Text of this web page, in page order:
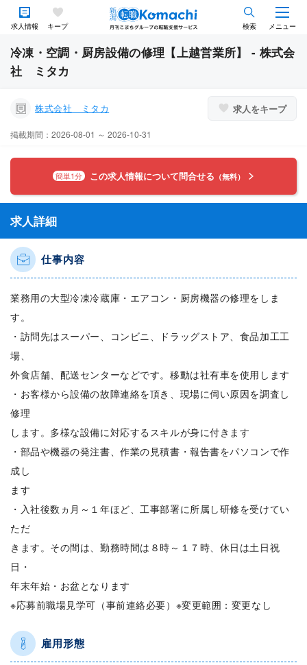
求人情報 キープ 検索 メニュー
冷凍・空調・厨房設備の修理【上越営業所】 - 株式会
社 ミタカ
株式会社 ミタカ 求人をキープ
掲載期間：2026-08-01 ～ 2026-10-31
簡単1分 この求人情報について問合せる （無料）
求人詳細
仕事内容
業務用の大型冷凍冷蔵庫・エアコン・厨房機器の修理をしま
す。
・訪問先はスーパー、コンビニ、ドラッグストア、食品加工工
場、
外食店舗、配送センターなどです。移動は社有車を使用します
・お客様から設備の故障連絡を頂き、現場に伺い原因を調査し
修理
します。多様な設備に対応するスキルが身に付きます
・部品や機器の発注書、作業の見積書・報告書をパソコンで作
成し
ます
・入社後数ヵ月～１年ほど、工事部署に所属し研修を受けてい
ただ
きます。その間は、勤務時間は８時～１７時、休日は土日祝
日・
年末年始・お盆となります
※応募前職場見学可（事前連絡必要）※変更範囲：変更なし
雇用形態